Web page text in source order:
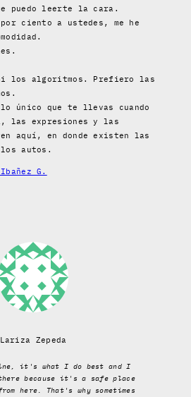
puedo leerte la cara.
ciento a ustedes, me he
los algoritmos. Prefiero las
único que te llevas cuando
las expresiones y las
aquí, en donde existen las
los autos.
G.
Lariza Zepeda
it's what I do best and I
because it's a safe place
here. That's why sometimes